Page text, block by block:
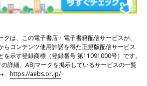
クは、この電子書店・電子書籍配信サービスが、
らコンテンツ使用許諾を得た正規版配信サービス
を示す登録商標（登録番号 第11091000号）です。
の詳細、ABJマークを掲示しているサービスの一覧
→https://aebs.or.jp/